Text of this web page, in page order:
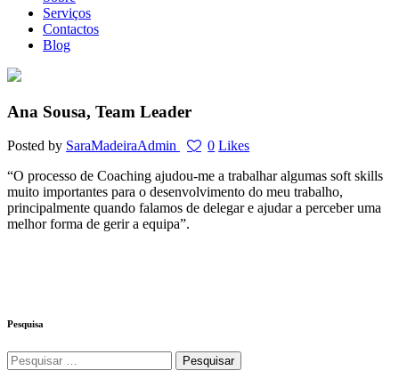
Serviços
Contactos
Blog
Ana Sousa, Team Leader
Posted by SaraMadeiraAdmin 0 Likes
“O processo de Coaching ajudou-me a trabalhar algumas soft skills
muito importantes para o desenvolvimento do meu trabalho,
principalmente quando falamos de delegar e ajudar a perceber uma
melhor forma de gerir a equipa”.
Pesquisa
Pesquisar
por: